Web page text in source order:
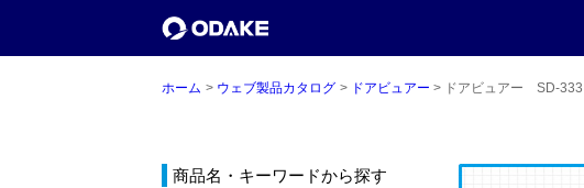
ホーム ウェブ製品カタログ ドアビュアー ドアビュアー SD-333
商品名・キーワードから探す